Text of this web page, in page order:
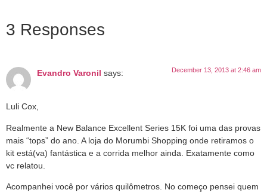
3 Responses
Evandro Varonil says: December 13, 2013 at 2:46 am
Luli Cox,
Realmente a New Balance Excellent Series 15K foi uma das provas
mais “tops” do ano. A loja do Morumbi Shopping onde retiramos o
kit está(va) fantástica e a corrida melhor ainda. Exatamente como
vc relatou.
Acompanhei você por vários quilômetros. No começo pensei quem